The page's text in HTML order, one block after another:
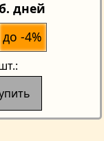
дней
до -4%